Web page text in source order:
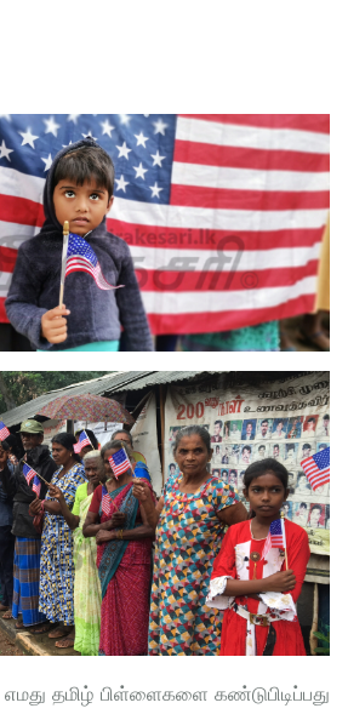
தமிழ் பிள்ளைகளை கண்டுபிடிப்பது